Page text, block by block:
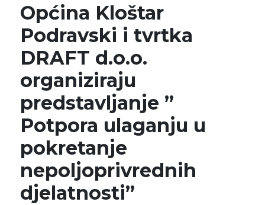
Općina Kloštar
Podravski i tvrtka
DRAFT d.o.o.
organiziraju
predstavljanje ”
Potpora ulaganju u
pokretanje
nepoljoprivrednih
djelatnosti”